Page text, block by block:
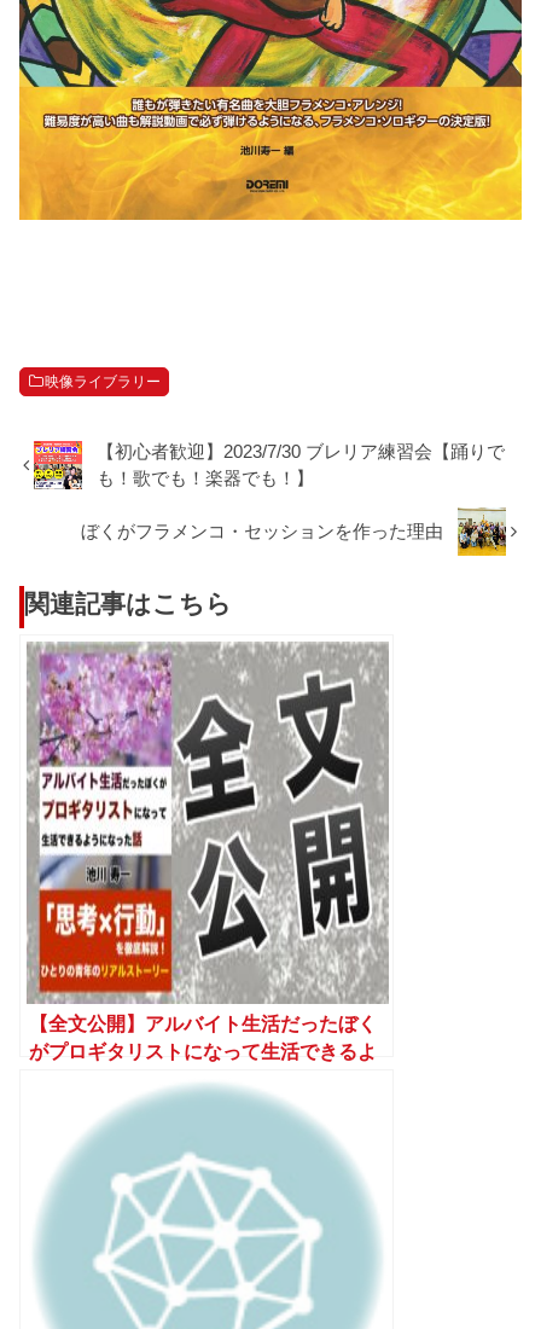
映像ライブラリー
【初心者歓迎】2023/7/30 ブレリア練習会【踊りで
も！歌でも！楽器でも！】
ぼくがフラメンコ・セッションを作った理由
関連記事はこちら
【全文公開】アルバイト生活だったぼく
がプロギタリストになって生活できるよ